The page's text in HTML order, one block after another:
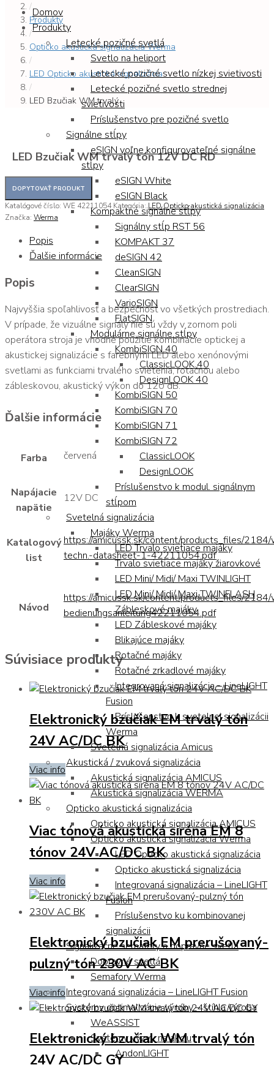
Domov
Produkty
Letecké pozičné svetlá
Svetlo na heliport
Letecké pozičné svetlo nízkej svietivosti
Letecké pozičné svetlo strednej
svietivosti
Príslušenstvo pre pozičné svetlo
Signálne stĺpy
eSIGN voľne konfigurovateľné signálne
stĺpy
eSIGN White
eSIGN Black
Kompaktné signálne stĺpy
Signálny stĺp RST 56
KOMPAKT 37
deSIGN 42
CleanSIGN
ClearSIGN
VarioSIGN
FlatSIGN
Modulárne signálne stĺpy
KombiSIGN 40
ClassicLOOK 40
DesignLOOK 40
KombiSIGN 50
KombiSIGN 70
KombiSIGN 71
KombiSIGN 72
ClassicLOOK
DesignLOOK
Príslušenstvo k modul. signálnym
stĺpom
Svetelná signalizácia
Majáky Werma
LED Trvalo svietiace majáky
Trvalo svietiace majáky žiarovkové
LED Mini/ Midi/ Maxi TWINLIGHT
LED Mini/ Midi/ Maxi TWINFLASH
Zábleskové majáky
LED Zábleskové majáky
Blikajúce majáky
Rotačné majáky
Rotačné zrkadlové majáky
Integrovaná signalizácia – LineLIGHT
Fusion
Príslušenstvo k svetelnej signalizácii
Werma
Svetelná signalizácia Amicus
Akustická / zvuková signalizácia
Akustická signalizácia AMICUS
Akustická signalizácia WERMA
Opticko akustická signalizácia
Opticko akustická signalizácia AMICUS
Opticko akustická signalizácia Werma
LED Opticko akustická signalizácia
Opticko akustická signalizácia
Integrovaná signalizácia – LineLIGHT
Fusion
Príslušenstvo ku kombinovanej
signalizácii
Signalizačné semafory a dopravné svetlá
Dopravné svetlá
Semafory Werma
Integrovaná signalizácia – LineLIGHT Fusion
Systémy optimalizácie výroby – štíhla výroba
WeASSIST
Systémy výzvy na akciu
AndonLIGHT
/
Produkty
/
Opticko akustická signalizácia Werma
/
LED Opticko akustická signalizácia
/
LED Bzučiak WM trvalý...
LED Bzučiak WM trvalý tón 12V DC RD
Katalógové číslo: WE 42211054 Kategória:LED Opticko akustická signalizácia
Značka: Werma
Popis
Ďalšie informácie
Popis
Najvyššia spoľahlivosť a bezpečnosť vo všetkých prostrediach.
V prípade, že vizuálne signály nie sú vždy v zornom poli
operátora stroja je vhodné použitie kombinácie optickej a
akustickej signalizácie s farebnými LED alebo xenónovými
svetlami as funkciami trvalého svietenia, rotačnou alebo
zábleskovou, akustický výkon do 120 dB.
Ďalšie informácie
Farba červená
Napájacie
napätie
12V DC
Katalogový
list
https://amicussk.sk/content/products_files/
techn.-datasheet-1-42211054.pdf
Návod
https://amicussk.sk/content/products_files/
bedienungsanleitung42211054.pdf
Súvisiace produkty
Elektronický bzučiak EM trvalý tón
24V AC/DC BK
Viac info
Viac tónová akustická siréna EM 8
tónov 24V AC/DC BK
Viac info
Elektronický bzučiak EM prerušovaný-
pulzný tón 230V AC BK
Viac info
Elektronický bzučiak WM trvalý tón
24V AC/DC GY